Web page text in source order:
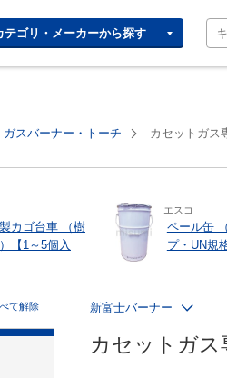
テゴリ・メーカーから探す
ガスバーナー・トーチ カセットガス
カゴ台車 （樹
【1～5個入
エスコ
ペール缶
プ・UN規
て解除 新富士バーナー
カセットガ